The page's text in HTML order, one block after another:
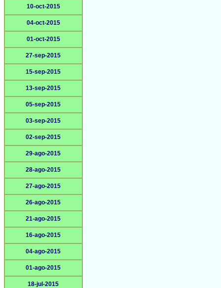
10-oct-2015
04-oct-2015
01-oct-2015
27-sep-2015
15-sep-2015
13-sep-2015
05-sep-2015
03-sep-2015
02-sep-2015
29-ago-2015
28-ago-2015
27-ago-2015
26-ago-2015
21-ago-2015
16-ago-2015
04-ago-2015
01-ago-2015
18-jul-2015